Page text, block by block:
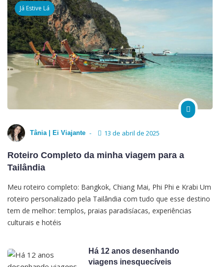
Já Estive Lá
Tânia | Ei Viajante 13 de abril de 2025
Roteiro Completo da minha viagem para a
Tailândia
Meu roteiro completo: Bangkok, Chiang Mai, Phi Phi e Krabi Um
roteiro personalizado pela Tailândia com tudo que esse destino
tem de melhor: templos, praias paradisíacas, experiências
culturais e hotéis
Há 12 anos desenhando
viagens inesquecíveis